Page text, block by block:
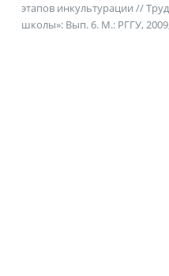
этапов инкультурации //
школы»: Вып. 6. М.: РГГУ,